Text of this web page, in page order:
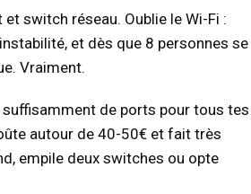
switch réseau. Oublie le Wi-Fi :
et dès que 8 personnes se
Vraiment.
suffisamment de ports pour tous tes
autour de 40-50€ et fait très
empile deux switches ou opte